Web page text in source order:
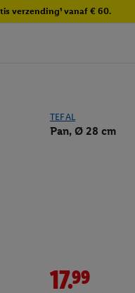
verzending¹ vanaf € 60.
TEFAL
Pan, Ø 28 cm
17.99